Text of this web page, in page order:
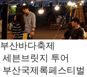
부산바다축제
세븐브릿지 투어
부산국제록페스티벌